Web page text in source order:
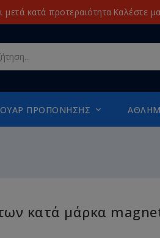
κατά προτεραιότητα Καλέστε
ΠΡΟΠΌΝΗΣΗΣ 
κατά μάρκα